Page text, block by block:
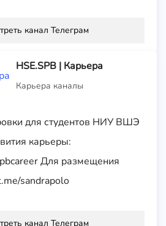
канал Телеграм
HSE.SPB | Карьера
Карьера каналы
для студентов НИУ ВШЭ
карьеры:
Для размещения
sandrapolo
канал Телеграм